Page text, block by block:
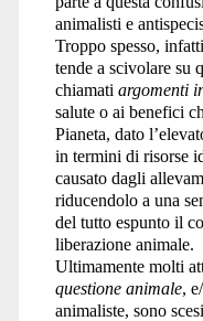
animalisti e
Troppo spesso,
tende a scivolare su
chiamati argomenti
salute o ai benefici
Pianeta, dato
in termini di risorse
causato dagli
riducendolo a una
del tutto espunto il
liberazione animale.
Ultimamente molti
questione animale,
animaliste, sono